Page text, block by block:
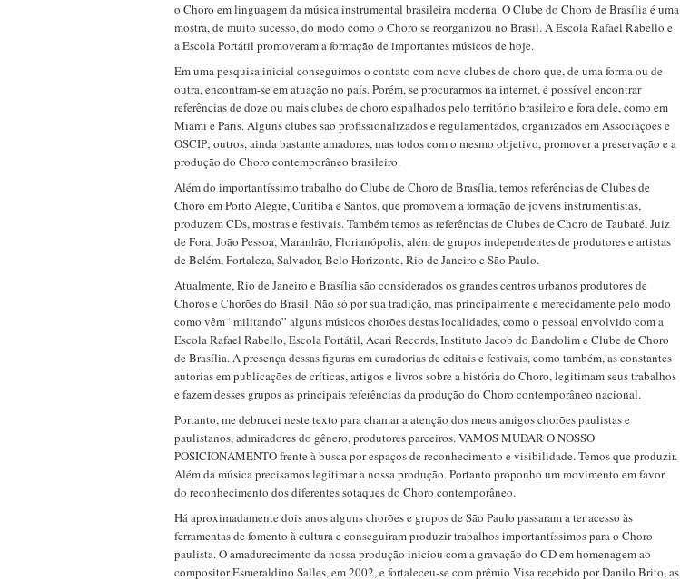
o Choro em linguagem da música instrumental brasileira moderna. O Clube do Choro de Brasília é uma
mostra, de muito sucesso, do modo como o Choro se reorganizou no Brasil. A Escola Rafael Rabello e
a Escola Portátil promoveram a formação de importantes músicos de hoje.
Em uma pesquisa inicial conseguimos o contato com nove clubes de choro que, de uma forma ou de
outra, encontram-se em atuação no país. Porém, se procurarmos na internet, é possível encontrar
referências de doze ou mais clubes de choro espalhados pelo território brasileiro e fora dele, como em
Miami e Paris. Alguns clubes são profissionalizados e regulamentados, organizados em Associações e
OSCIP; outros, ainda bastante amadores, mas todos com o mesmo objetivo, promover a preservação e a
produção do Choro contemporâneo brasileiro.
Além do importantíssimo trabalho do Clube de Choro de Brasília, temos referências de Clubes de
Choro em Porto Alegre, Curitiba e Santos, que promovem a formação de jovens instrumentistas,
produzem CDs, mostras e festivais. Também temos as referências de Clubes de Choro de Taubaté, Juiz
de Fora, João Pessoa, Maranhão, Florianópolis, além de grupos independentes de produtores e artistas
de Belém, Fortaleza, Salvador, Belo Horizonte, Rio de Janeiro e São Paulo.
Atualmente, Rio de Janeiro e Brasília são considerados os grandes centros urbanos produtores de
Choros e Chorões do Brasil. Não só por sua tradição, mas principalmente e merecidamente pelo modo
como vêm “militando” alguns músicos chorões destas localidades, como o pessoal envolvido com a
Escola Rafael Rabello, Escola Portátil, Acari Records, Instituto Jacob do Bandolim e Clube de Choro
de Brasília. A presença dessas figuras em curadorias de editais e festivais, como também, as constantes
autorias em publicações de críticas, artigos e livros sobre a história do Choro, legitimam seus trabalhos
e fazem desses grupos as principais referências da produção do Choro contemporâneo nacional.
Portanto, me debrucei neste texto para chamar a atenção dos meus amigos chorões paulistas e
paulistanos, admiradores do gênero, produtores parceiros. VAMOS MUDAR O NOSSO
POSICIONAMENTO frente à busca por espaços de reconhecimento e visibilidade. Temos que produzir.
Além da música precisamos legitimar a nossa produção. Portanto proponho um movimento em favor
do reconhecimento dos diferentes sotaques do Choro contemporâneo.
Há aproximadamente dois anos alguns chorões e grupos de São Paulo passaram a ter acesso às
ferramentas de fomento à cultura e conseguiram produzir trabalhos importantíssimos para o Choro
paulista. O amadurecimento da nossa produção iniciou com a gravação do CD em homenagem ao
compositor Esmeraldino Salles, em 2002, e fortaleceu-se com prêmio Visa recebido por Danilo Brito, as